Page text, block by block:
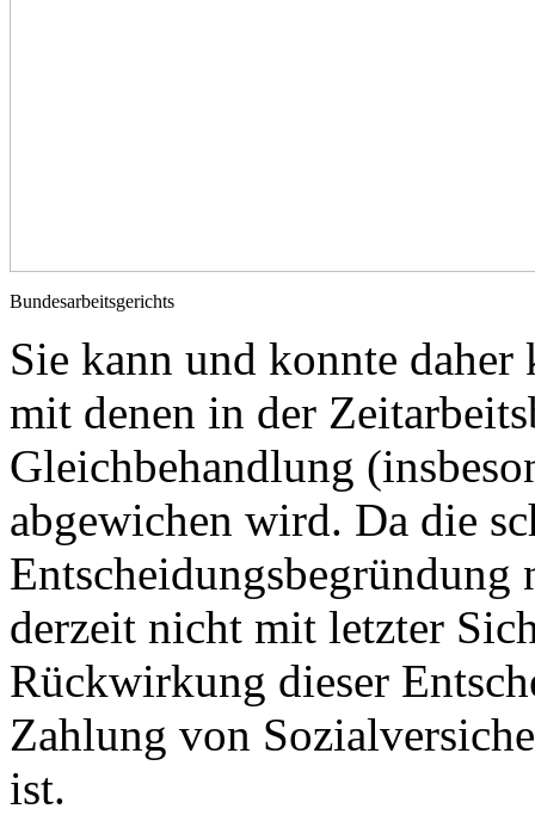
Bundesarbeitsgerichts
Sie kann und konnte
mit denen in der
Gleichbehandlung
abgewichen wird. Da die
derzeit nicht mit letzter
Rückwirkung dieser
Zahlung von
ist.